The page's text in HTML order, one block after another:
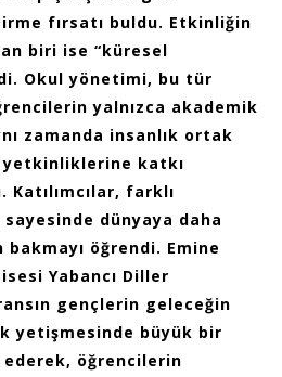
fırsatı buldu. Etkinliğin
biri ise “küresel
Okul yönetimi, bu tür
yalnızca akademik
zamanda insanlık ortak
yetkinliklerine katkı
Katılımcılar, farklı
dünyaya daha
öğrendi. Emine
Yabancı Diller
gençlerin geleceğin
yetişmesinde büyük bir
ederek, öğrencilerin